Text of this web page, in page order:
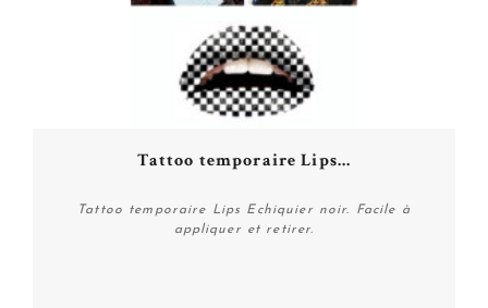
Tattoo temporaire Lips...
Tattoo temporaire Lips Echiquier noir. Facile à
appliquer et retirer.